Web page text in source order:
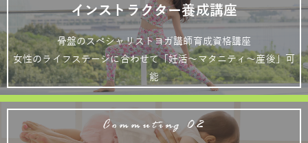
インストラクター養成講座
骨盤のスペシャリストヨガ講師育成資格講座
女性のライフステージに合わせて「妊活～マタニティ～産後」可
能
Commuting 02